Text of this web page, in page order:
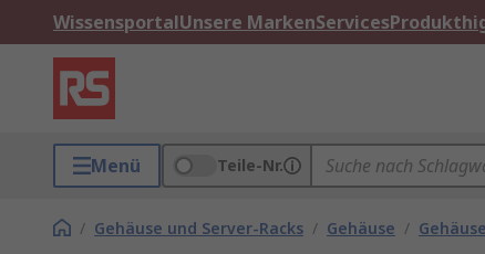
WissensportalUnsere MarkenServices
Menü Teile-Nr.
/ Gehäuse und Server-Racks / Gehäuse /